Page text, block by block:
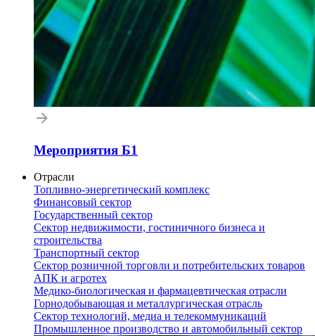
Мероприятия Б1
Отрасли
Топливно-энергетический комплекс
Финансовый сектор
Государственный сектор
Сектор недвижимости, гостиничного бизнеса и
строительства
Транспортный сектор
Сектор розничной торговли и потребительских товаров
АПК и агротех
Медико-биологическая и фармацевтическая отрасли
Горнодобывающая и металлургическая отрасль
Сектор технологий, медиа и телекоммуникаций
Промышленное производство и автомобильный сектор